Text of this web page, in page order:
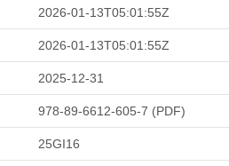
2026-01-13T05:01:55Z
2026-01-13T05:01:55Z
2025-12-31
978-89-6612-605-7 (PDF)
25GI16